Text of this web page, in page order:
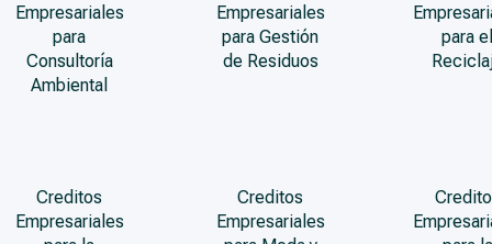
Empresariales
para
Consultoría
Ambiental
Empresariales
para Gestión
de Residuos
para el
Creditos
Empresariales
Creditos
Empresariales